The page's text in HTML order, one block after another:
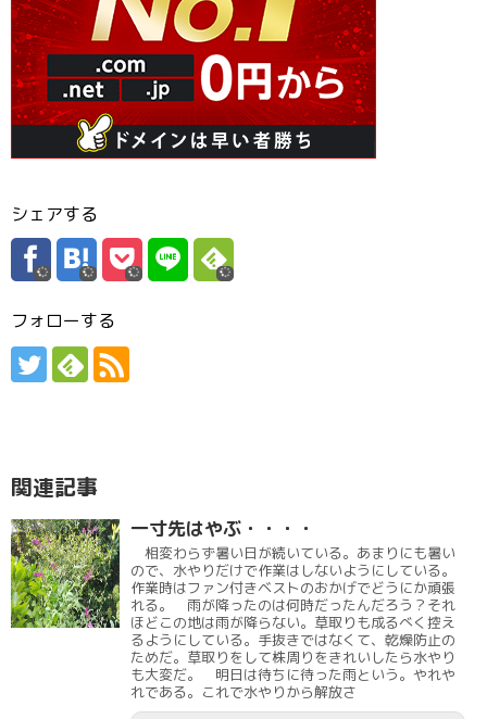
シェアする
フォローする
関連記事
一寸先はやぶ・・・・
相変わらず暑い日が続いている。あまりにも暑い
ので、水やりだけで作業はしないようにしている。
作業時はファン付きベストのおかげでどうにか頑張
れる。 雨が降ったのは何時だったんだろう？それ
ほどこの地は雨が降らない。草取りも成るべく控え
るようにしている。手抜きではなくて、乾燥防止の
ためだ。草取りをして株周りをきれいしたら水やり
も大変だ。 明日は待ちに待った雨という。やれや
れである。これで水やりから解放さ